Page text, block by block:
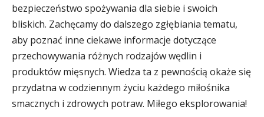
bezpieczeństwo spożywania dla siebie i swoich
bliskich. Zachęcamy do dalszego zgłębiania tematu,
aby poznać inne ciekawe informacje dotyczące
przechowywania różnych rodzajów wędlin i
produktów mięsnych. Wiedza ta z pewnością okaże się
przydatna w codziennym życiu każdego miłośnika
smacznych i zdrowych potraw. Miłego eksplorowania!